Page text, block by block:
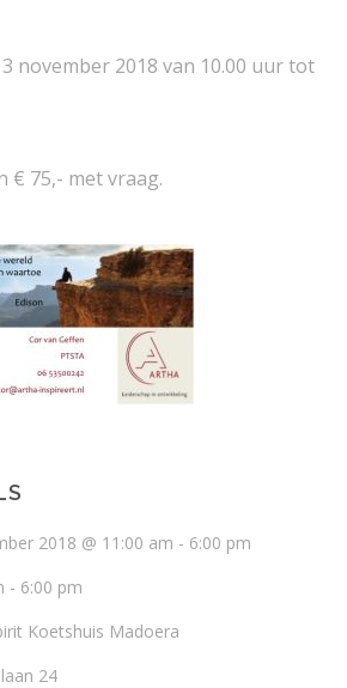
november 2018 van 10.00 uur tot
75,- met vraag.
2018 @ 11:00 am - 6:00 pm
- 6:00 pm
Koetshuis Madoera
24